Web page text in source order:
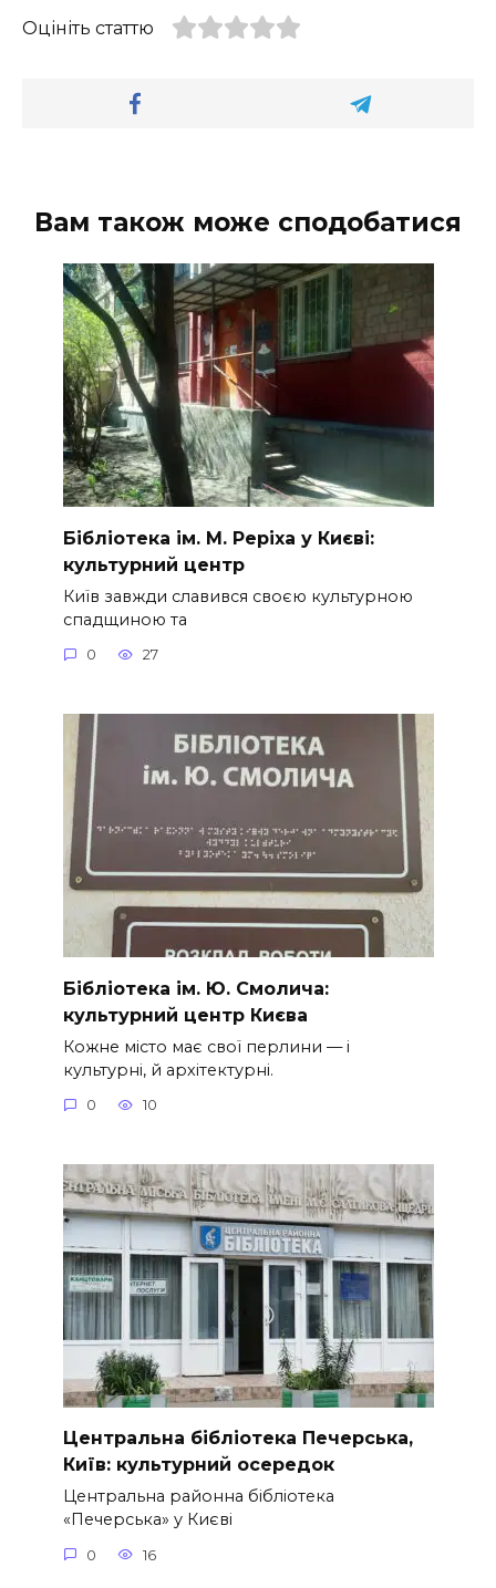
Оцініть статтю
Вам також може сподобатися
Бібліотека ім. М. Реріха у Києві:
культурний центр
Київ завжди славився своєю культурною
спадщиною та
0 27
Бібліотека ім. Ю. Смолича:
культурний центр Києва
Кожне місто має свої перлини — і
культурні, й архітектурні.
0 10
Центральна бібліотека Печерська,
Київ: культурний осередок
Центральна районна бібліотека
«Печерська» у Києві
0 16